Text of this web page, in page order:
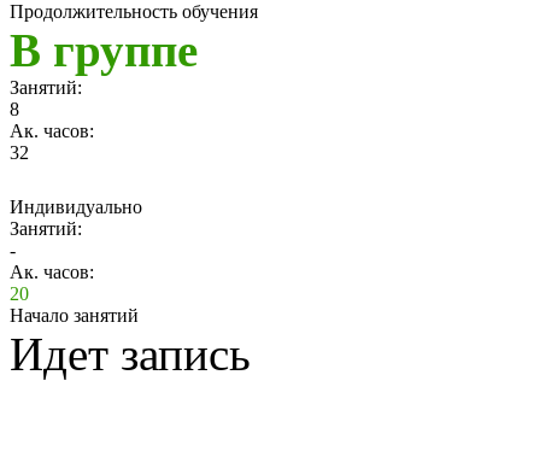
Продолжительность обучения
В группе
Занятий:
8
Ак. часов:
32
Индивидуально
Занятий:
-
Ак. часов:
20
Начало занятий
Идет запись